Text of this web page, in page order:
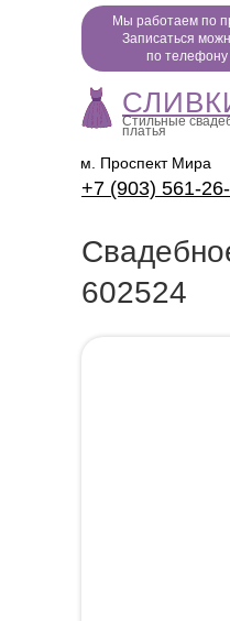
Мы работаем по
Записаться
по телефону
+7 (903) 561-
Стильные
платья
м. Проспект Мира
602524
уточняйте)